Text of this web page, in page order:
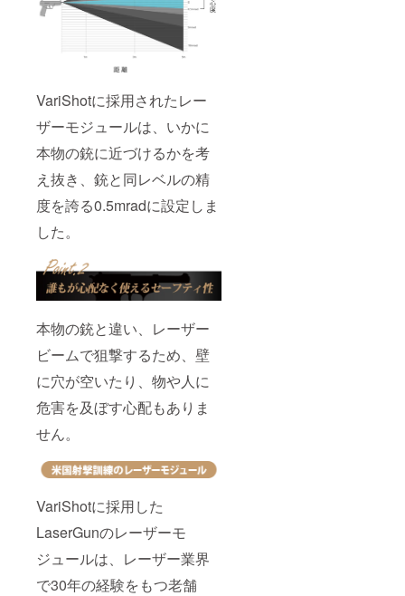
VariShotに採用されたレー
ザーモジュールは、いかに
本物の銃に近づけるかを考
え抜き、銃と同レベルの精
度を誇る0.5mradに設定しま
した。
本物の銃と違い、レーザー
ビームで狙撃するため、壁
に穴が空いたり、物や人に
危害を及ぼす心配もありま
せん。
VariShotに採用した
LaserGunのレーザーモ
ジュールは、レーザー業界
で30年の経験をもつ老舗